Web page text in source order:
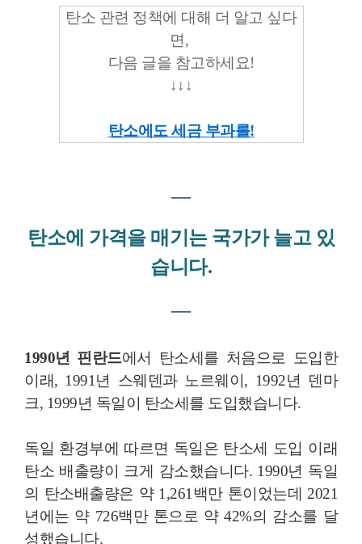
탄소 관련 정책에 대해 더 알고 싶다
면,
다음 글을 참고하세요!
↓↓ ↓
탄소에도 세금 부과를!
―
탄소에 가격을 매기는 국가가늘고 있
습니다.
―
1990년 핀란드에서 탄소세를 처음으로 도입한
이래, 1991년 스웨덴과 노르웨이, 1992년 덴마
크, 1999년 독일이 탄소세를 도입했습니다.
독일 환경부에 따르면 독일은 탄소세 도입 이래
탄소 배출량이 크게 감소했습니다. 1990년 독일
의 탄소배출량은 약 1,261 백만 톤이었는데 2021
년에는 약 726백만 톤으로 약 42%의 감소를 달
성했습니다.